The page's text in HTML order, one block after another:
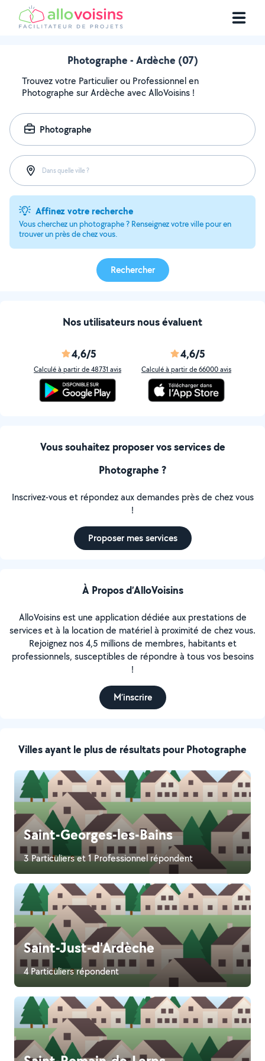
Photographe - Ardèche (07)
Trouvez votre Particulier ou Professionnel en
Photographe sur Ardèche avec AlloVoisins !
Photographe
Dans quelle ville ?
Affinez votre recherche
Vous cherchez un photographe ? Renseignez votre ville pour en
trouver un près de chez vous.
Rechercher
Nos utilisateurs nous évaluent
4,6/5
Calculé à partir de 48731 avis
4,6/5
Calculé à partir de 66000 avis
Villes ayant le plus de résultats pour Photographe
Saint-Georges-les-Bains
3 Particuliers et 1 Professionnel répondent
Saint-Just-d'Ardèche
4 Particuliers répondent
Vous souhaitez proposer vos services de
Photographe ?
Inscrivez-vous et répondez aux demandes près de chez vous
!
Proposer mes services
À Propos d’AlloVoisins
AlloVoisins est une application dédiée aux prestations de
services et à la location de matériel à proximité de chez vous.
Rejoignez nos 4,5 millions de membres, habitants et
professionnels, susceptibles de répondre à tous vos besoins
!
M’inscrire